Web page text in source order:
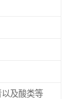
及酸类等